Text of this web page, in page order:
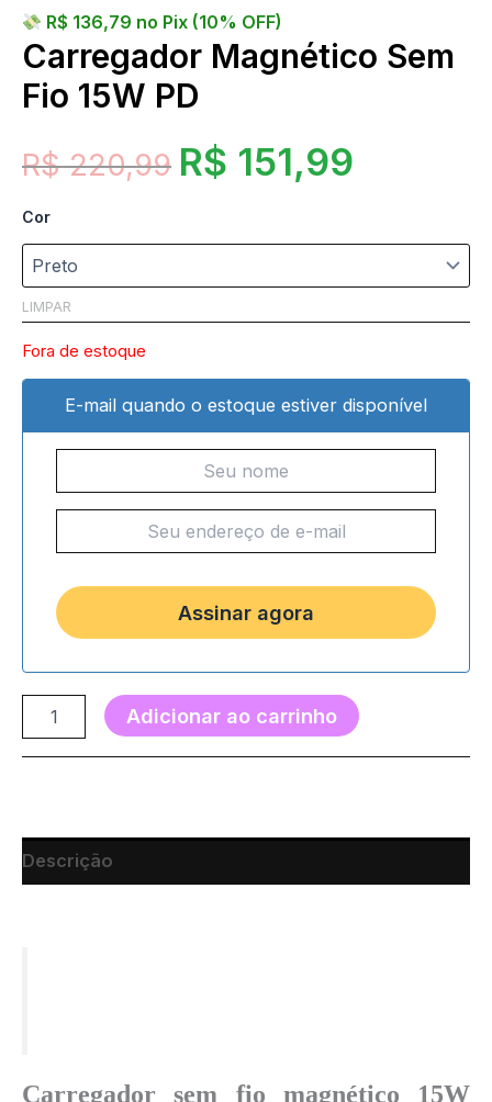
R$ 136,79 no Pix (10% OFF)
Carregador Magnético Sem
Fio 15W PD
R$220,99 R$ 151,99
Cor
LIMPAR
Fora de estoque
E-mail quando o estoque estiver disponível
Adicionar ao carrinho
Descrição
Carregador sem fio magnético 15W